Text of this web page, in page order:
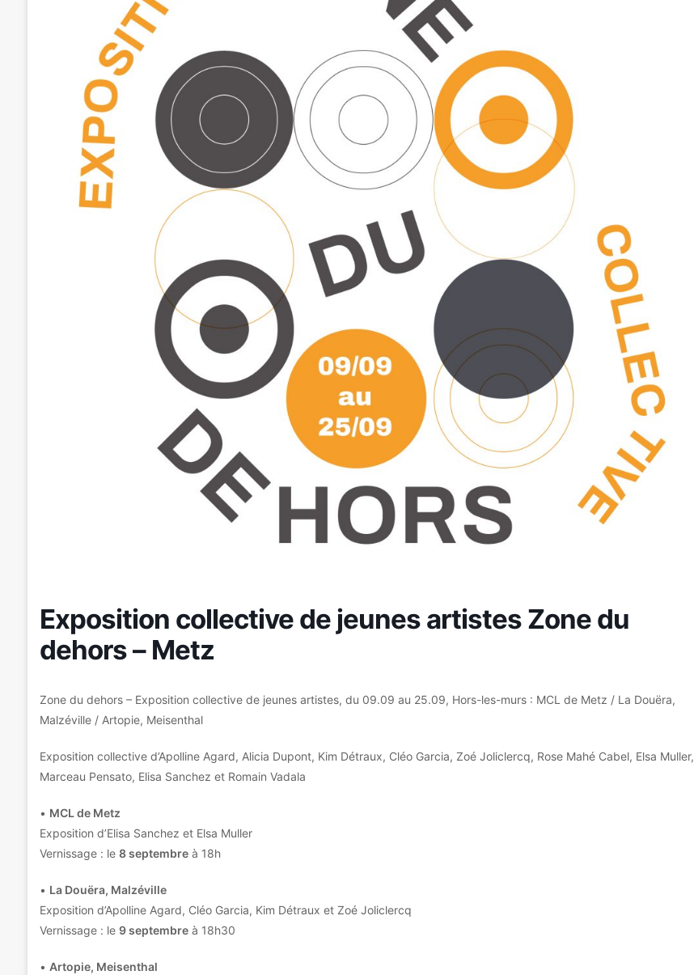
Exposition collective de jeunes artistes Zone du
dehors – Metz
Zone du dehors – Exposition collective de jeunes artistes, du 09.09 au 25.09, Hors-les-murs : MCL de Metz / La Douëra,
Malzéville / Artopie, Meisenthal
Exposition collective d’Apolline Agard, Alicia Dupont, Kim Détraux, Cléo Garcia, Zoé Joliclercq, Rose Mahé Cabel, Elsa Muller,
Marceau Pensato, Elisa Sanchez et Romain Vadala
• MCL de Metz
Exposition d’Elisa Sanchez et Elsa Muller
Vernissage : le 8 septembreà 18h
• La Douëra, Malzéville
Exposition d’Apolline Agard, Cléo Garcia, Kim Détraux et Zoé Joliclercq
Vernissage : le 9 septembreà 18h30
• Artopie, Meisenthal